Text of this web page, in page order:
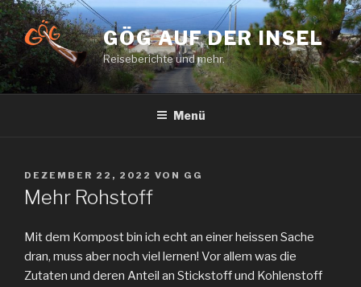
Zum
Inhalt
springen
GÖG AUF DER INSEL
Reiseberichte und mehr.
Menü
VERÖFFENTLICHT
AM
DEZEMBER 22, 2022 VON GG
Mehr Rohstoff
Mit dem Kompost bin ich echt an einer heissen Sache
dran, muss aber noch viel lernen! Vor allem was die
Zutaten und deren Anteil an Stickstoff und Kohlenstoff